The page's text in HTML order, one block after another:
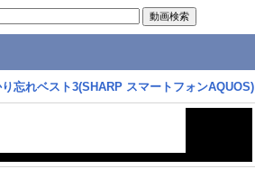
忘れベスト3(SHARP スマートフォンAQUOS)